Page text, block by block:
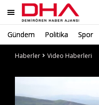
Gündem Politika Spor
Haberler
Video Haberleri